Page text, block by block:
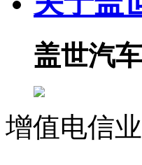
盖世汽
增值电信